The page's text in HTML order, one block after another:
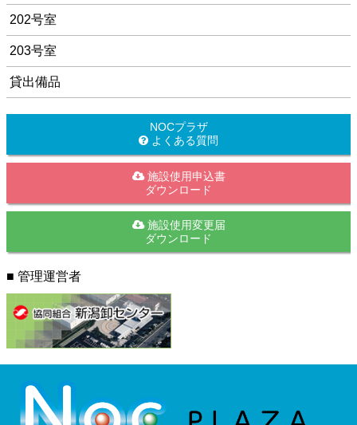
202号室
203号室
貸出備品
NOCプラザ
よくある質問
施設使用申込書
ダウンロード
施設使用変更届
ダウンロード
■ 管理運営者